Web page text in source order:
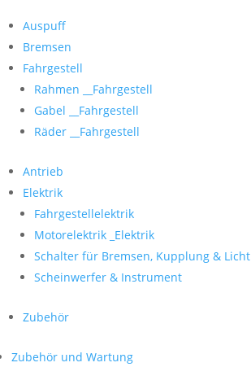
Auspuff
Bremsen
Fahrgestell
Rahmen __Fahrgestell
Gabel __Fahrgestell
Räder __Fahrgestell
Antrieb
Elektrik
Fahrgestellelektrik
Motorelektrik _Elektrik
Schalter für Bremsen, Kupplung & Licht
Scheinwerfer & Instrument
Zubehör
Zubehör und Wartung